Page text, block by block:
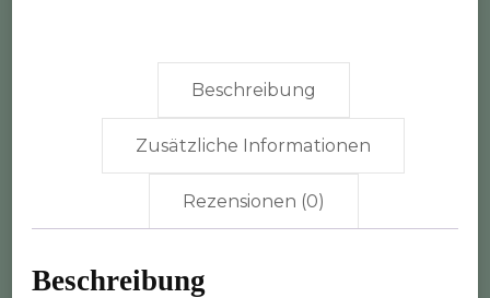
Beschreibung
Zusätzliche Informationen
Rezensionen (0)
Beschreibung